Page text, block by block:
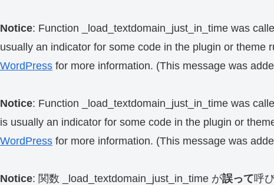
Notice: Function _load_textdomain_just_in_time was
usually an indicator for some code in the plugin or theme
WordPress for more information. (This message was
Notice: Function _load_textdomain_just_in_time was
is usually an indicator for some code in the plugin or
WordPress for more information. (This message was
Notice: 関数 _load_textdomain_just_in_time が誤って呼